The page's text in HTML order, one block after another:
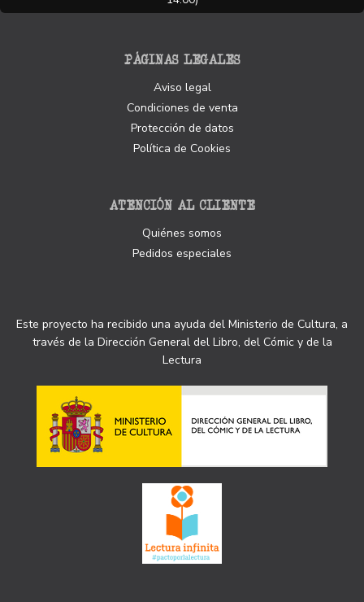
PÁGINAS LEGALES
Aviso legal
Condiciones de venta
Protección de datos
Política de Cookies
ATENCIÓN AL CLIENTE
Quiénes somos
Pedidos especiales
Este proyecto ha recibido una ayuda del Ministerio de Cultura, a
través de la Dirección General del Libro, del Cómic y de la
Lectura